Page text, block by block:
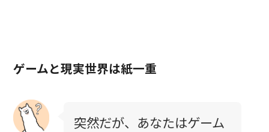
ゲームと現実世界は紙一重
突然だが、あなたはゲーム